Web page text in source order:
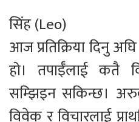
सिंह (Leo)
आज प्रतिक्रिया दिनु
हो। तपाईँलाई कतै
सम्झिइन सकिन्छ।
विवेक र विचारलाई